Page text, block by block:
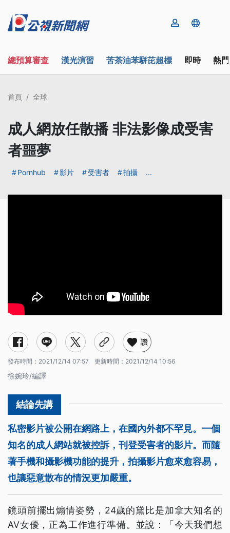
總預算審查 漢光演習 苦茶油苯駢芘超標 即時 熱
首頁 全球
成人網放任散播 非法影像成受害
者噩夢
Pornhub 影片 受害者 拍攝 ...
讚
發布時間： 2021/12/14 07:57 更新時間： 2021/12/14 10:56
徐婉玲/編譯
私密影片被公開在網路上，在國內外都不罕見。一個
知名的成人網站就被控訴，刊登受害者的影片。而隨
著手機和攝影機功能的提升，拍攝影片愈來愈容易，
也讓惡意散布的情況更加嚴重。
鏡頭前擺出煽情姿勢，24歲的黛比是加拿大知名的
AV女優，正為工作進行準備。並說：「今天我們想